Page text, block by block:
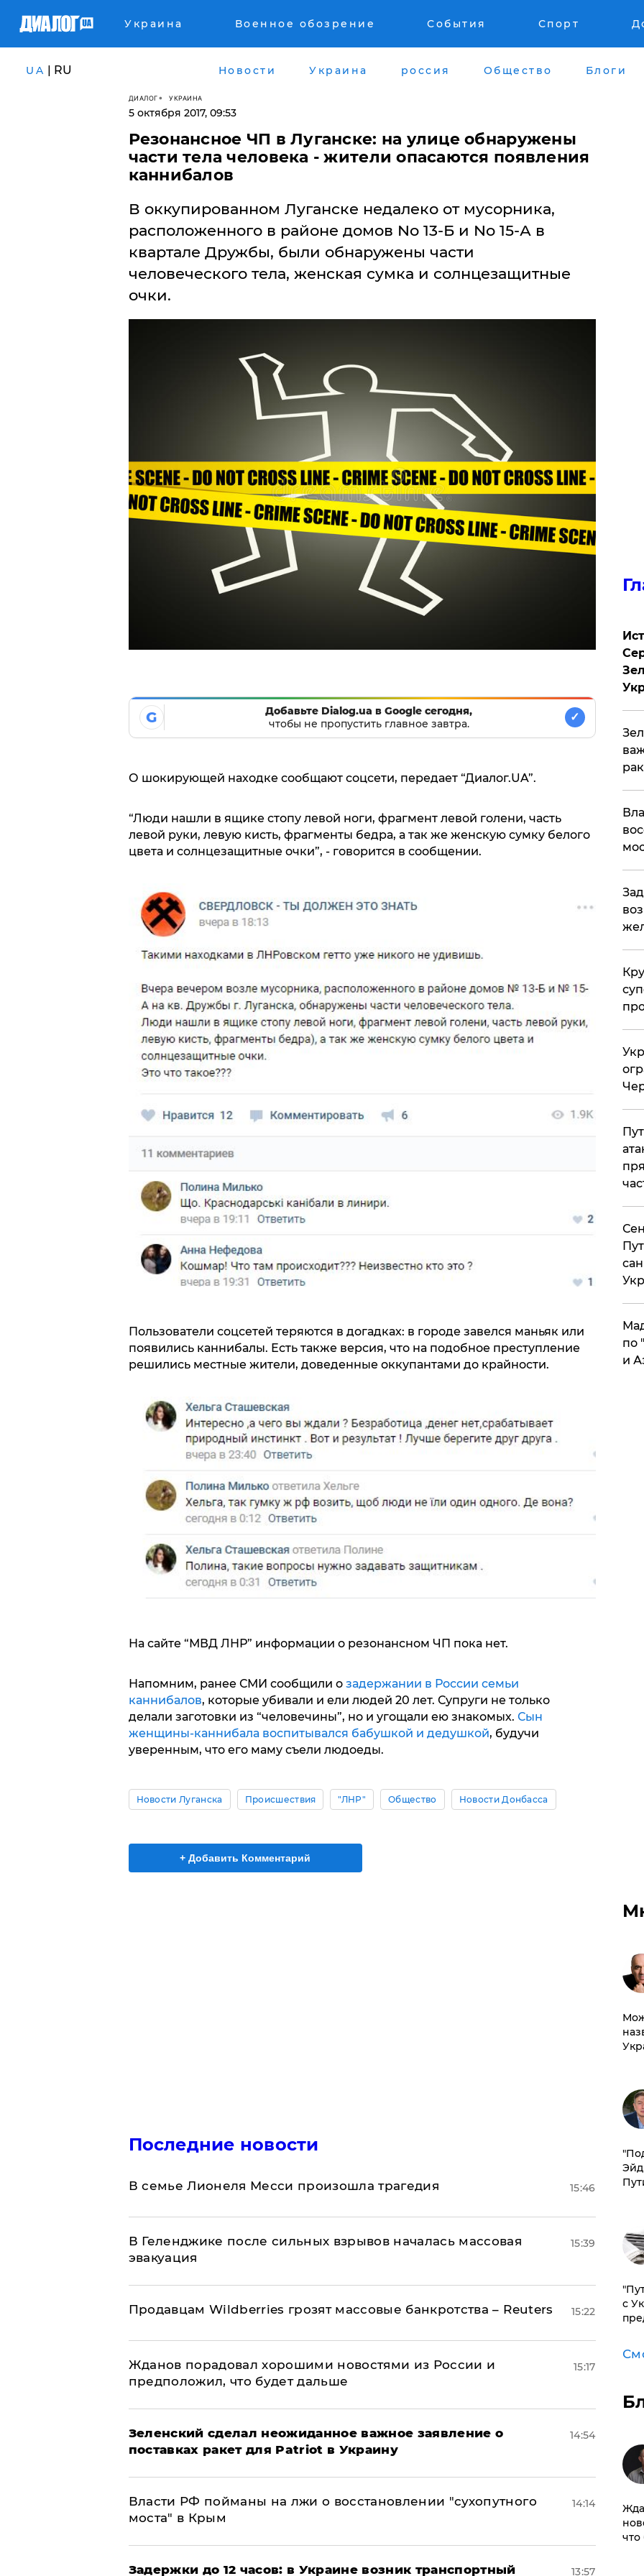
Украина Военное обозрение События Спорт
UA | RU Новости Украина россия Общество Блоги
ДИАЛОГ УКРАИНА
5 октября 2017, 09:53
Резонансное ЧП в Луганске: на улице обнаружены
части тела человека - жители опасаются появления
каннибалов
​В оккупированном Луганске недалеко от мусорника,
расположенного в районе домов No 13-Б и No 15-А в
квартале Дружбы, были обнаружены части
человеческого тела, женская сумка и солнцезащитные
очки.
G
Добавьте Dialog.ua в Google сегодня,
чтобы не пропустить главное завтра.
✓
О шокирующей находке сообщают соцсети, передает “Диалог.UA”.
“Люди нашли в ящике стопу левой ноги, фрагмент левой голени, часть
левой руки, левую кисть, фрагменты бедра, а так же женскую сумку белого
цвета и солнцезащитные очки”, - говорится в сообщении.
Пользователи соцсетей теряются в догадках: в городе завелся маньяк или
появились каннибалы. Есть также версия, что на подобное преступление
решились местные жители, доведенные оккупантами до крайности.
На сайте “МВД ЛНР” информации о резонансном ЧП пока нет.
Напомним, ранее СМИ сообщили о задержании в России семьи
каннибалов, которые убивали и ели людей 20 лет. Супруги не только
делали заготовки из “человечины”, но и угощали ею знакомых. Сын
женщины-каннибала воспитывался бабушкой и дедушкой, будучи
уверенным, что его маму съели людоеды.
Новости Луганска Происшествия "ЛНР" Общество Новости Донбасса
+ Добавить Комментарий
Последние новости
В семье Лионеля Месси произошла трагедия 15:46
В Геленджике после сильных взрывов началась массовая
эвакуация
15:39
Продавцам Wildberries грозят массовые банкротства – Reuters 15:22
Жданов порадовал хорошими новостями из России и
предположил, что будет дальше
15:17
Зеленский сделал неожиданное важное заявление о
поставках ракет для Patriot в Украину
14:54
Власти РФ пойманы на лжи о восстановлении "сухопутного
моста" в Крым
14:14
Задержки до 12 часов: в Украине возник транспортный 13:57
по
и
с
что